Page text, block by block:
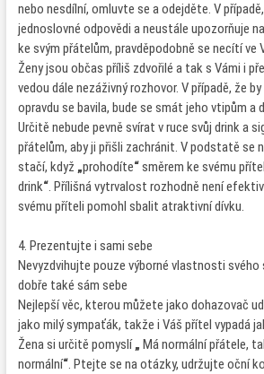
nebo nesdílní, omluvte se a odejděte. V
jednoslovné odpovědi a neustále upozorňuje
ke svým přátelům, pravděpodobně se necítí
Ženy jsou občas příliš zdvořilé a tak s Vámi i
vedou dále nezáživný rozhovor. V případě, že
opravdu se bavila, bude se smát jeho vtipům a
Určitě nebude pevně svírat v ruce svůj drink a
přátelům, aby ji přišli zachránit. V podstatě se
stačí, když „prohodíte“směrem ke svému
drink“. Přílišná vytrvalost rozhodně není
svému příteli pomohl sbalit atraktivní dívku.
4. Prezentujte i sami sebe
Nevyzdvihujte pouze výborné vlastnosti
dobře také sám sebe
Nejlepší věc, kterou můžete jako dohazovač
jako milý sympaťák, takže i Váš přítel vypadá
Žena si určitě pomyslí„ Má normální přátele,
normální“. Ptejte se na otázky, udržujte oční